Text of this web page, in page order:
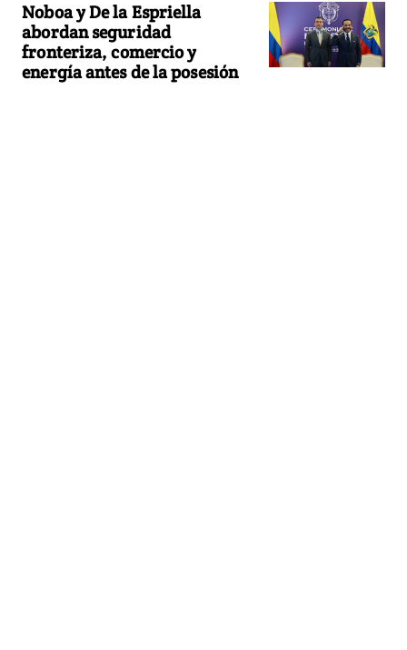
Noboa y De la Espriella
abordan seguridad
fronteriza, comercio y
energía antes de la posesión